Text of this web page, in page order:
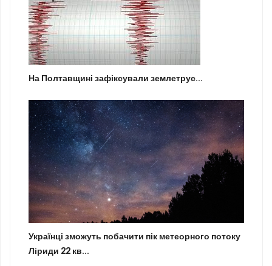
На Полтавщині зафіксували землетрус...
Українці зможуть побачити пік метеорного потоку
Ліриди 22 кв...